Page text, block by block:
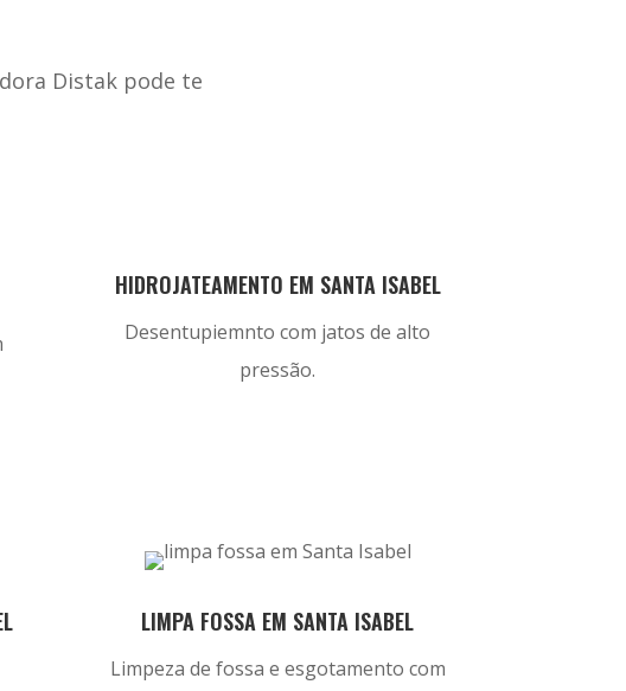
Distak pode te
HIDROJATEAMENTO EM SANTA ISABEL
Desentupiemnto com jatos de alto
pressão.
LIMPA FOSSA EM SANTA ISABEL
Limpeza de fossa e esgotamento com